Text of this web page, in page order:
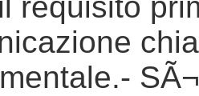
requisito
-